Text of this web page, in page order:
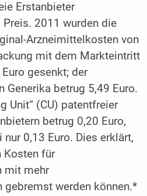
Erstanbieter
2011 wurden die
Arzneimittelkosten von
mit dem Markteintritt
gesenkt; der
Generika betrug 5,49 Euro.
Unit“ (CU) patentfreier
betrug 0,20 Euro,
nur 0,13 Euro. Dies erklärt,
Kosten für
mit mehr
gebremst werden können.*